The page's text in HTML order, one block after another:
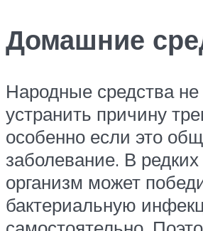
Домашние
Народные средства
устранить причину
особенно если это
заболевание. В
организм может
бактериальную